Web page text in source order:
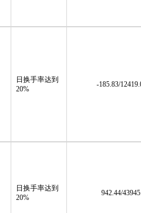
日换手率达到
20%
-185.83/
日换手率达到
20%
942.44/